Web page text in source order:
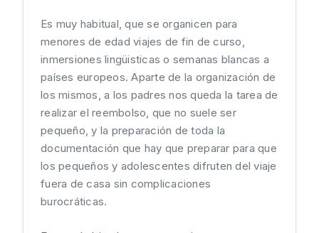
Es muy habitual, que se organicen para
menores de edad viajes de fin de curso,
inmersiones lingüisticas o semanas blancas a
países europeos. Aparte de la organización de
los mismos, a los padres nos queda la tarea de
realizar el reembolso, que no suele ser
pequeño, y la preparación de toda la
documentación que hay que preparar para que
los pequeños y adolescentes difruten del viaje
fuera de casa sin complicaciones
burocráticas.